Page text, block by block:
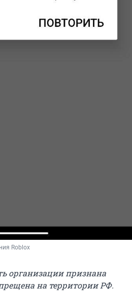
Roblox
организации признана
на территории РФ.